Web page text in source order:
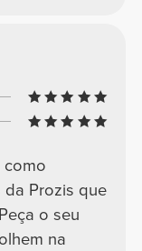
como
Prozis que
o seu
na